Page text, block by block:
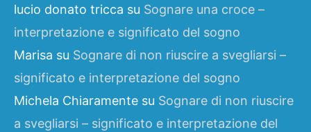
lucio donato tricca su Sognare una croce –
interpretazione e significato del sogno
Marisa su Sognare di non riuscire a svegliarsi –
significato e interpretazione del sogno
Michela Chiaramente su Sognare di non riuscire
a svegliarsi – significato e interpretazione del